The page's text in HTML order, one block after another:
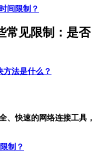
间限制？
常见限制：是否
方法是什么？
、快速的网络连接工具，
制？